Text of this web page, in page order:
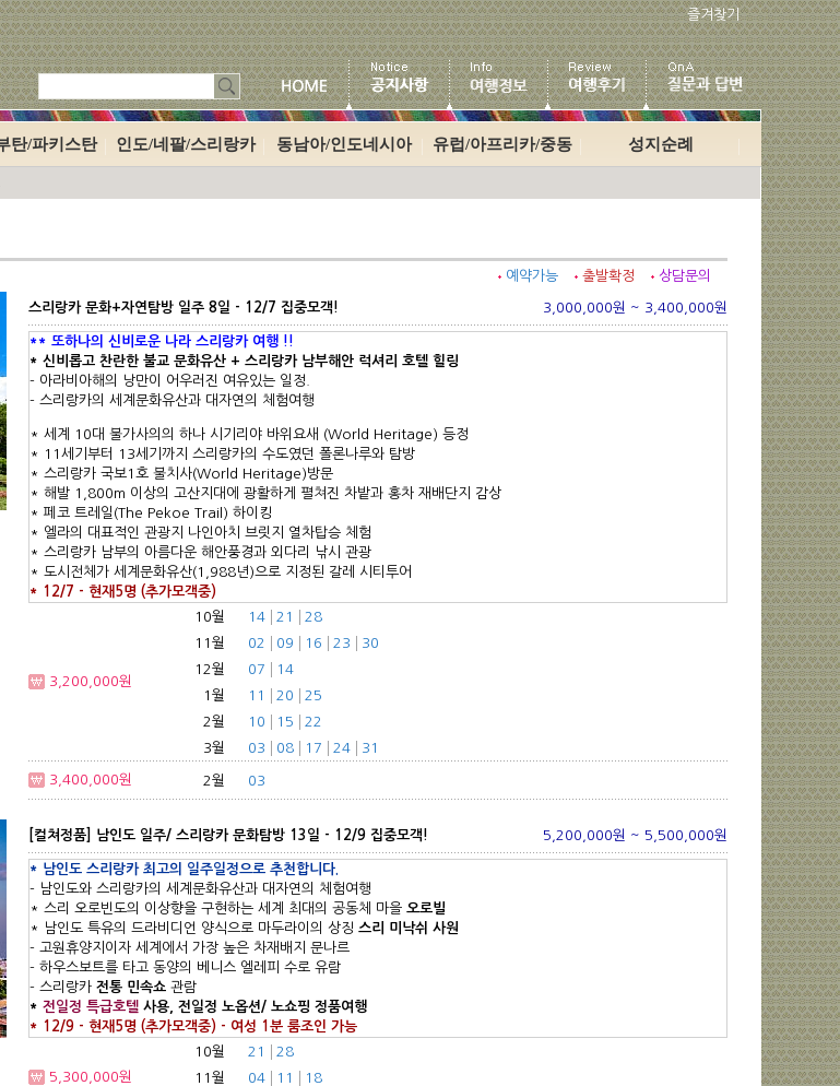
즐겨찾기
탄/파키스탄 인도/네팔/스리랑카 동남아/인도네시아 유럽/아프리카/중동 성지순례
예약가능 출발확정 상담문의
스리랑카 문화+자연탐방 일주 8일 - 12/7 집중모객! 3,000,000원 ~ 3,400,000원
** 또하나의 신비로운 나라 스리랑카 여행 !!
* 신비롭고 찬란한 불교 문화유산 + 스리랑카 남부해안 럭셔리 호텔 힐링
- 아라비아해의 낭만이 어우러진 여유있는 일정.
- 스리랑카의 세계문화유산과 대자연의 체험여행
* 세계 10대 불가사의의 하나 시기리야 바위요새 (World Heritage) 등정
* 11세기부터 13세기까지 스리랑카의 수도였던 폴론나루와 탐방
* 스리랑카 국보1호 불치사(World Heritage)방문
* 해발 1,800m 이상의 고산지대에 광활하게 펼쳐진 차밭과 홍차 재배단지 감상
* 페코 트레일(The Pekoe Trail) 하이킹
* 엘라의 대표적인 관광지 나인아치 브릿지 열차탑승 체험
* 스리랑카 남부의 아름다운 해안풍경과 외다리 낚시 관광
* 도시전체가 세계문화유산(1,988년)으로 지정된 갈레 시티투어
* 12/7 - 현재5명 (추가모객중)
3,200,000원
10월 14 21
28
11월
02 09 16 23
30
12월
07
14
1월
11 20
25
2월
10 15
22
3월
03 08 17 24 31
3,400,000원 2월 03
[컬쳐정품] 남인도 일주/ 스리랑카 문화탐방 13일 - 12/9 집중모객! 5,200,000원 ~ 5,500,000원
* 남인도 스리랑카 최고의 일주일정으로 추천합니다.
- 남인도와 스리랑카의 세계문화유산과 대자연의 체험여행
* 스리 오로빈도의 이상향을 구현하는 세계 최대의 공동체 마을 오로빌
* 남인도 특유의 드라비디언 양식으로 마두라이의 상징 스리 미낙쉬 사원
- 고원휴양지이자 세계에서 가장 높은 차재배지 문나르
- 하우스보트를 타고 동양의 베니스 엘레피 수로 유람
- 스리랑카 전통 민속쇼 관람
* 전일정 특급호텔 사용, 전일정 노옵션/ 노쇼핑 정품여행
* 12/9 - 현재5명 (추가모객중) - 여성 1분 룸조인 가능
5,300,000원
10월 21
28
11월
04 11
18